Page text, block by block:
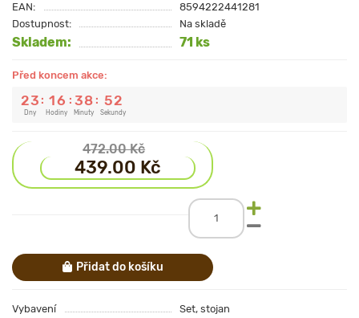
EAN:
8594222441281
Dostupnost:
Na skladě
Skladem: 71 ks
Před koncem akce:
23
Dny
: 16
Hodiny
: 38
Minuty
: 51
Sekundy
472.00 Kč
439.00 Kč
Přidat do košíku
Vybavení
Set, stojan